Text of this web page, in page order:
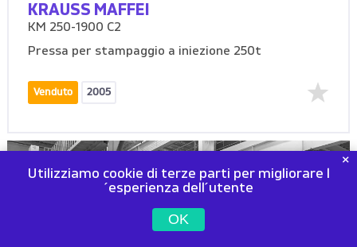
KRAUSS MAFFEI
KM 250-1900 C2
Pressa per stampaggio a iniezione 250t
Venduto 2005
Venduto
Utilizziamo cookie di terze parti per migliorare l
´esperienza dell´utente
OK